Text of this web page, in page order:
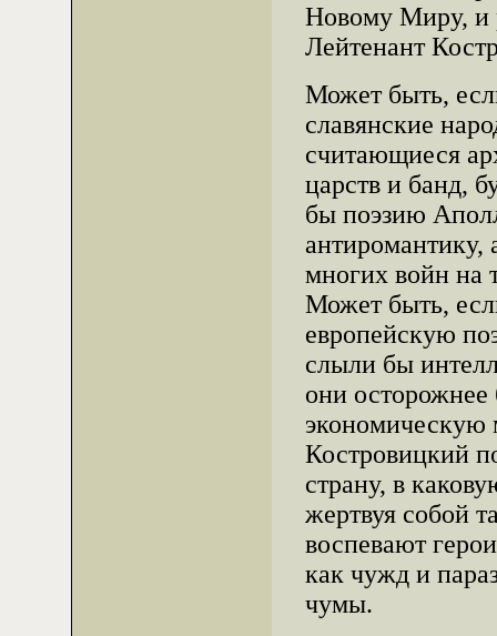
Новому Миру, и
Лейтенант
Может быть,
славянские
считающиеся
царств и банд,
бы поэзию
антиромантику,
многих войн на
Может быть,
европейскую
слыли бы
они
Костровицкий
страну, в
жертвуя собой
воспевают
как чужд и
чумы.